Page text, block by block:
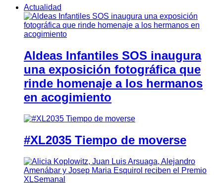
Actualidad
Aldeas Infantiles SOS inaugura
una exposición fotográfica que
rinde homenaje a los hermanos
en acogimiento
#XL2035 Tiempo de moverse